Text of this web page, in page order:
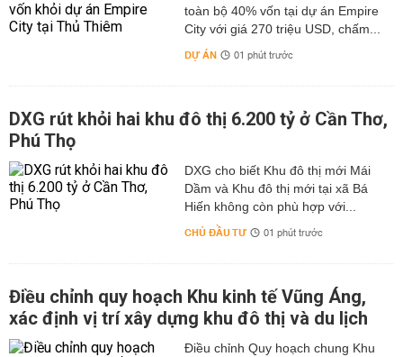
toàn bộ 40% vốn tại dự án Empire
City với giá 270 triệu USD, chấm...
DỰ ÁN 01 phút trước
DXG rút khỏi hai khu đô thị 6.200 tỷ ở Cần Thơ,
Phú Thọ
DXG cho biết Khu đô thị mới Mái
Dầm và Khu đô thị mới tại xã Bá
Hiến không còn phù hợp với...
CHỦ ĐẦU TƯ 01 phút trước
Điều chỉnh quy hoạch Khu kinh tế Vũng Áng,
xác định vị trí xây dựng khu đô thị và du lịch
Điều chỉnh Quy hoạch chung Khu